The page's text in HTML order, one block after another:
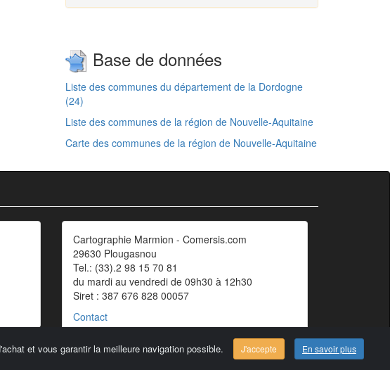
Base de données
Liste des communes du département de la Dordogne
(24)
Liste des communes de la région de Nouvelle-Aquitaine
Carte des communes de la région de Nouvelle-Aquitaine
et vous garantir la meilleure navigation possible. J'accepte En savoir plus
Cartographie Marmion - Comersis.com
29630 Plougasnou
Tel.: (33).2 98 15 70 81
du mardi au vendredi de 09h30 à 12h30
Siret : 387 676 828 00057
Contact